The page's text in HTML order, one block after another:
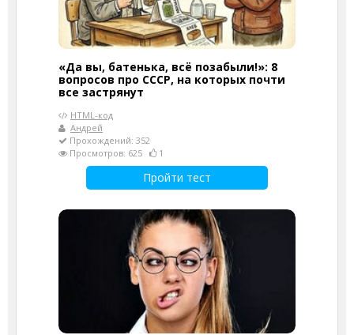
«Да вы, батенька, всё позабыли!»: 8
вопросов про СССР, на которых почти
все застрянут
HTML-код
Андрей
Прохождений: 352
Просмотров: 625
1
Пройти тест